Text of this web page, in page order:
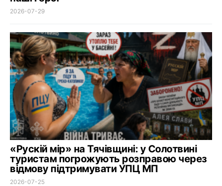
2026-07-29
«Рускій мір» на Тячівщині: у Солотвині
туристам погрожують розправою через
відмову підтримувати УПЦ МП
2026-07-25